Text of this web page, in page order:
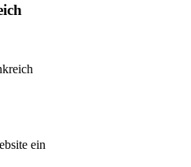
ein